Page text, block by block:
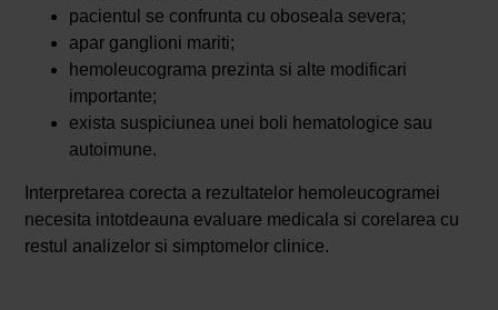
pacientul se confrunta cu oboseala severa;
apar ganglioni mariti;
hemoleucograma prezinta si alte modificari
importante;
exista suspiciunea unei boli hematologice sau
autoimune.
Interpretarea corecta a rezultatelor hemoleucogramei
necesita intotdeauna evaluare medicala si corelarea cu
restul analizelor si simptomelor clinice.